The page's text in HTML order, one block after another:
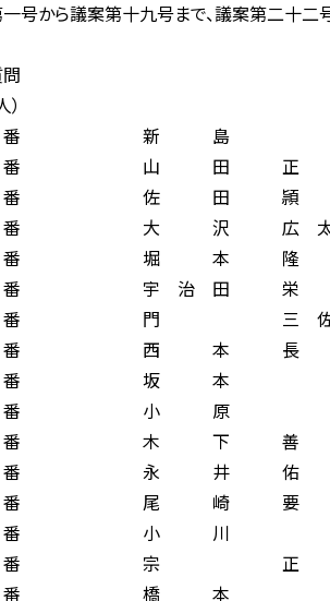
議案第十九号まで、議案第二十二号
新 島
山 田 正
佐 田 頴
大 沢 広 太
堀 本 隆
宇 治 田 栄
門 三 佐
西 本 長
坂 本
小 原
番 木 下 善
番 永 井 佑
番 尾 崎 要
番 小 川
番 宗 正
番 橋 本